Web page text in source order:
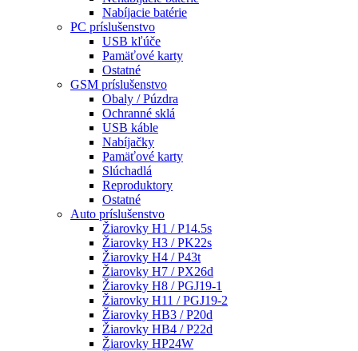
Nabíjacie batérie
PC príslušenstvo
USB kľúče
Pamäťové karty
Ostatné
GSM príslušenstvo
Obaly / Púzdra
Ochranné sklá
USB káble
Nabíjačky
Pamäťové karty
Slúchadlá
Reproduktory
Ostatné
Auto príslušenstvo
Žiarovky H1 / P14.5s
Žiarovky H3 / PK22s
Žiarovky H4 / P43t
Žiarovky H7 / PX26d
Žiarovky H8 / PGJ19-1
Žiarovky H11 / PGJ19-2
Žiarovky HB3 / P20d
Žiarovky HB4 / P22d
Žiarovky HP24W